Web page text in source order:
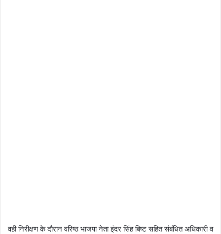
वही निरीक्षण के दौरान वरिष्ठ भाजपा नेता इंदर सिंह बिष्ट सहित संबंधित अधिकारी व